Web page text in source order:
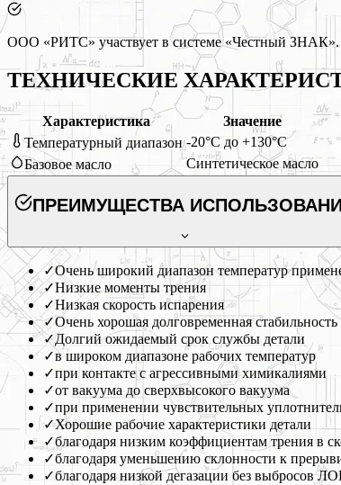
ООО «РИТС» участвует в системе «Честный ЗНАК».
ТЕХНИЧЕСКИЕ
Характеристика
Значение
Температурный диапазон -20°C до +130°C
Базовое масло
Синтетическое масло
ПРЕИМУЩЕСТВА
✓Очень широкий диапазон температур
✓Низкие моменты трения
✓Низкая скорость испарения
✓Очень хорошая долговременная стабильность
✓Долгий ожидаемый срок службы детали
✓в широком диапазоне рабочих температур
✓при контакте с агрессивными химикалиями
✓от вакуума до сверхвысокого вакуума
✓при применении чувствительных
✓Хорошие рабочие характеристики детали
✓благодаря низким коэффициентам трения в
✓благодаря уменьшению склонности к
✓благодаря низкой дегазации без выбросов